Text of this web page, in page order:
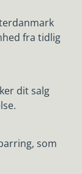
fra tidlig
dit salg
som